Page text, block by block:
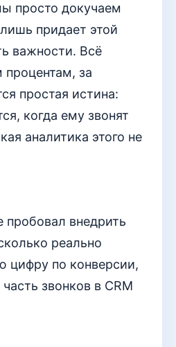
просто докучаем
придает этой
важности. Всё
процентам, за
простая истина:
когда ему звонят
аналитика этого не
пробовал внедрить
реально
цифру по конверсии,
звонков в CRM